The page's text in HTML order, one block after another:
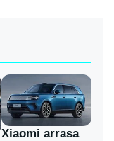
Xiaomi arrasa